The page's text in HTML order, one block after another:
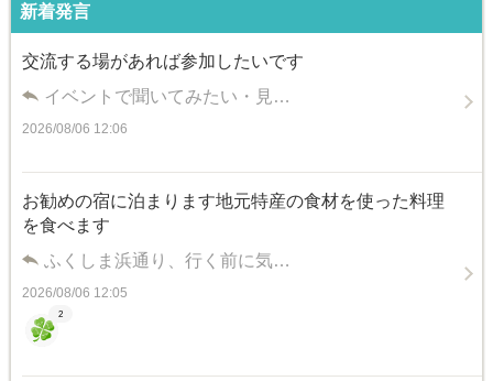
新着発言
交流する場があれば参加したいです
イベントで聞いてみたい・見…
2026/08/06 12:06
お勧めの宿に泊まります地元特産の食材を使った料理
を食べます
ふくしま浜通り、行く前に気…
2026/08/06 12:05
2